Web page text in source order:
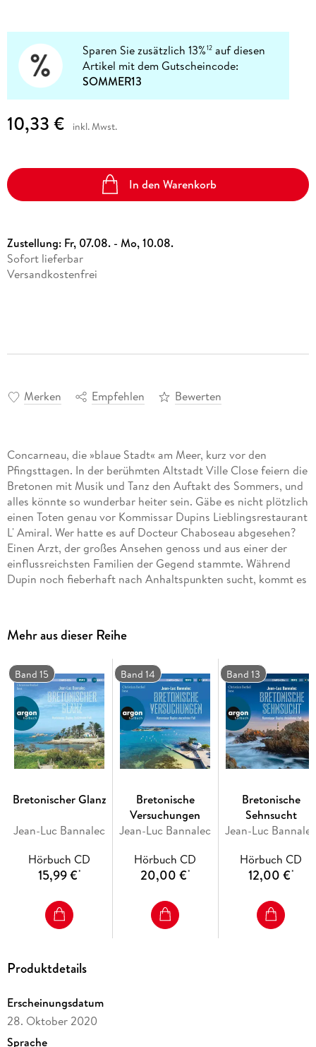
Sparen Sie zusätzlich 13%12 auf diesen
Artikel mit dem Gutscheincode:
SOMMER13
10,33 € inkl. Mwst.
In den Warenkorb
Zustellung: Fr, 07.08. - Mo, 10.08.
Sofort lieferbar
Versandkostenfrei
Merken Empfehlen Bewerten
Concarneau, die »blaue Stadt« am Meer, kurz vor den
Pfingsttagen. In der berühmten Altstadt Ville Close feiern die
Bretonen mit Musik und Tanz den Auftakt des Sommers, und
alles könnte so wunderbar heiter sein. Gäbe es nicht plötzlich
einen Toten genau vor Kommissar Dupins Lieblingsrestaurant
L' Amiral. Wer hatte es auf Docteur Chaboseau abgesehen?
Einen Arzt, der großes Ansehen genoss und aus einer der
einflussreichsten Familien der Gegend stammte. Während
Dupin noch fieberhaft nach Anhaltspunkten sucht, kommt es
Ein hoch spannender Fall, der zugleich das wunderschöne
Städtchen Concarneau zum Protagonisten macht: seine
Häfen und Strände, seine Galerien und Restaurants, seine
Traditionen und seine ganz besondere Geschichte.
Mehr aus dieser Reihe
Band 15
Bretonischer Glanz
Jean-Luc Bannalec
Hörbuch CD
15,99 €*
Band 14
Bretonische
Versuchungen
Jean-Luc Bannalec
Hörbuch CD
20,00 €*
Band 13
Bretonische
Sehnsucht
Jean-Luc
Hörbuch CD
12,00 €*
Produktdetails
Erscheinungsdatum
28. Oktober 2020
Sprache